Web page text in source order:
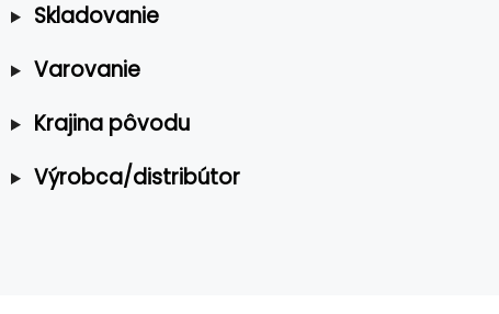
Skladovanie
Varovanie
Krajina pôvodu
Výrobca/distribútor